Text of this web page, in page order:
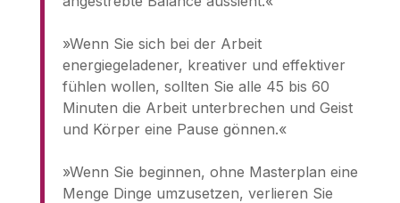
»Wenn Sie sich bei der Arbeit
energiegeladener, kreativer und effektiver
fühlen wollen, sollten Sie alle 45 bis 60
Minuten die Arbeit unterbrechen und Geist
und Körper eine Pause gönnen.«
»Wenn Sie beginnen, ohne Masterplan eine
Menge Dinge umzusetzen, verlieren Sie